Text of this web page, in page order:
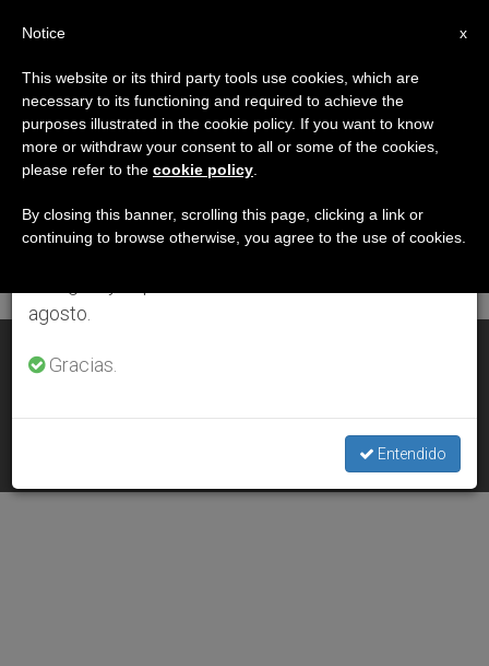
DÍA
Diciembre 25th, 2010
ÚLTIMAS NOTICIAS
DEC 25, 2010 00:00
×
Aviso importante
Del 27 de julio al 7 de agosto haremos la pausa
anual, aprovechando que en el periodo de verano
se generan menos informaciones y también el
agosto.
Gracias.
Entendido
x
Notice
This website or its third party tools use cookies, which are
necessary to its functioning and required to achieve the
purposes illustrated in the cookie policy. If you want to know
more or withdraw your consent to all or some of the cookies,
please refer to the cookie policy
By closing this banner, scrolling this page, clicking a link or
continuing to browse otherwise, you agree to the use of cookies.